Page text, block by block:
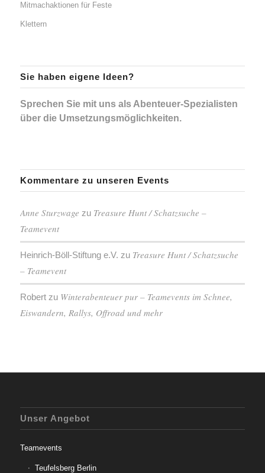
Mitmachaktionen für Feste
Klettern
Sie haben eigene Ideen?
Sprechen Sie mit uns als Abenteuer-Spezialisten
über die Umsetzungsmöglichkeiten.
Kommentare zu unseren Events
Anne Sturzwage zu Treasure Hunt / Schatzsuche –
Teamevent
Heinrich-Böll-Stiftung e.V. zu Treasure Hunt / Schatzsuche
– Teamevent
Robertzu Winterabenteuer pur – Teamevents im Schnee,
Eiswandern, Rallys, Offroad und mehr
Unser Angebot
Teamevents
Teufelsberg Berlin